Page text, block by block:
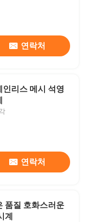
연락처
리스 메시 석영
연락처
품질 호화스러운
계